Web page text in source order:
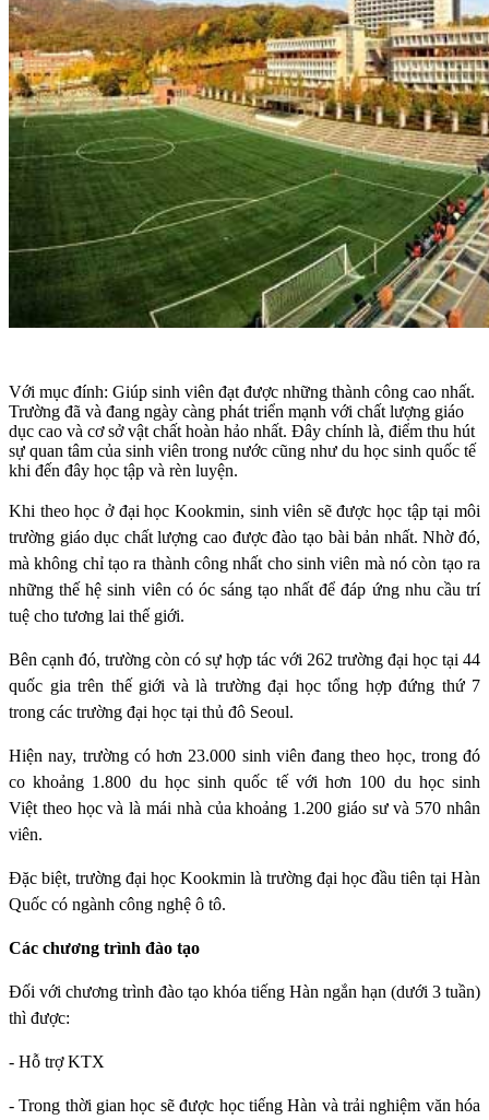
Với mục đính: Giúp sinh viên đạt được những thành công cao nhất.
Trường đã và đang ngày càng phát triển mạnh với chất lượng giáo
dục cao và cơ sở vật chất hoàn hảo nhất. Đây chính là, điểm thu hút
sự quan tâm của sinh viên trong nước cũng như du học sinh quốc tế
khi đến đây học tập và rèn luyện.
Khi theo học ở đại học Kookmin, sinh viên sẽ được học tập tại môi
trường giáo dục chất lượng cao được đào tạo bài bản nhất. Nhờ đó,
mà không chỉ tạo ra thành công nhất cho sinh viên mà nó còn tạo ra
những thế hệ sinh viên có óc sáng tạo nhất để đáp ứng nhu cầu trí
tuệ cho tương lai thế giới.
Bên cạnh đó, trường còn có sự hợp tác với 262 trường đại học tại 44
quốc gia trên thế giới và là trường đại học tổng hợp đứng thứ 7
trong các trường đại học tại thủ đô Seoul.
Hiện nay, trường có hơn 23.000 sinh viên đang theo học, trong đó
co khoảng 1.800 du học sinh quốc tế với hơn 100 du học sinh
Việt theo học và là mái nhà của khoảng 1.200 giáo sư và 570 nhân
viên.
Đặc biệt, trường đại học Kookmin là trường đại học đầu tiên tại Hàn
Quốc có ngành công nghệ ô tô.
Các chương trình đào tạo
Đối với chương trình đào tạo khóa tiếng Hàn ngắn hạn (dưới 3 tuần)
thì được:
- Hỗ trợ KTX
- Trong thời gian học sẽ được học tiếng Hàn và trải nghiệm văn hóa